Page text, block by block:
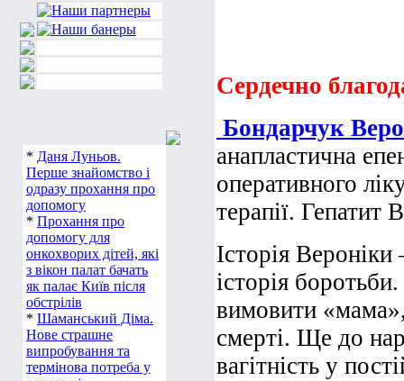
* Даня Луньов.
Перше знайомство і
одразу прохання про
допомогу
* Прохання про
допомогу для
онкохворих дітей, які
з вікон палат бачать
як палає Київ після
обстрілів
* Шаманський Діма.
Нове страшне
випробування та
термінова потреба у
Сердечно
Бондарчук
анапластична
оперативного
терапії. Гепатит В
Історія
історія
вимовити
смерті. Ще до
вагітність у